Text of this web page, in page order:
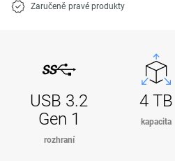
Zaručeně pravé produkty
USB 3.2
Gen 1
rozhraní
4 TB
kapacita